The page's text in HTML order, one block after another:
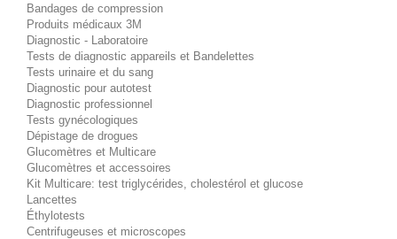
Bandages de compression
Produits médicaux 3M
Diagnostic - Laboratoire
Tests de diagnostic appareils et Bandelettes
Tests urinaire et du sang
Diagnostic pour autotest
Diagnostic professionnel
Tests gynécologiques
Dépistage de drogues
Glucomètres et Multicare
Glucomètres et accessoires
Kit Multicare: test triglycérides, cholestérol et glucose
Lancettes
Éthylotests
Centrifugeuses et microscopes